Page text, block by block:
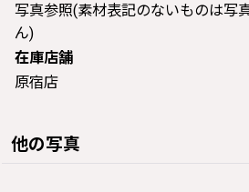
写真参照(素材表記のないものは写
ん)
在庫店舗
原宿店
他の写真